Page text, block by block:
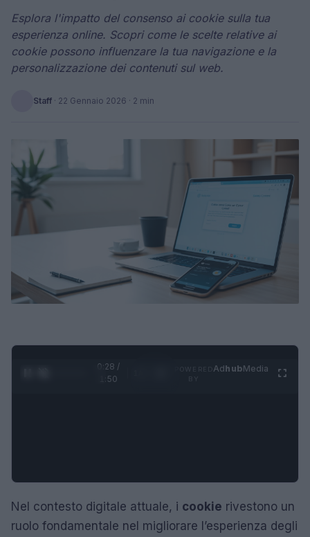
Esplora l'impatto del consenso ai cookie sulla tua
esperienza online. Scopri come le scelte relative ai
cookie possono influenzare la tua navigazione e la
personalizzazione dei contenuti sul web.
Staff · 22 Gennaio 2026 · 2 min
0:28 /
1:50
AdhubMedia
Nel contesto digitale attuale, i cookie rivestono un
ruolo fondamentale nel migliorare l’esperienza degli